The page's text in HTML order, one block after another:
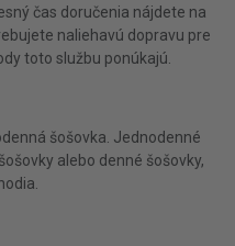
čas doručenia nájdete na
naliehavú dopravu pre
toto službu ponúkajú.
šošovka. Jednodenné
alebo denné šošovky,